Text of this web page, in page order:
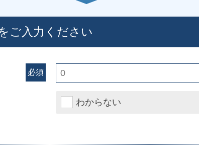
ご入力ください
必須
わからない